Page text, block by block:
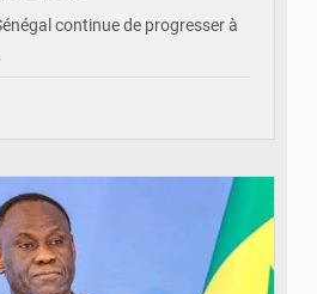
continue de progresser à